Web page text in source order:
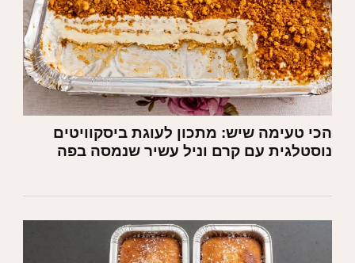
הכי טעימה שיש: מתכון לעוגת ביסקוויטים
נוסטלגית עם קרם וניל עשיר שנמסה בפה